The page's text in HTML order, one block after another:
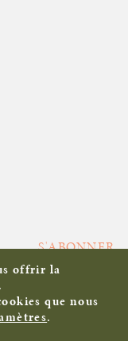
S'ABONNER
offrir la
que nous
.